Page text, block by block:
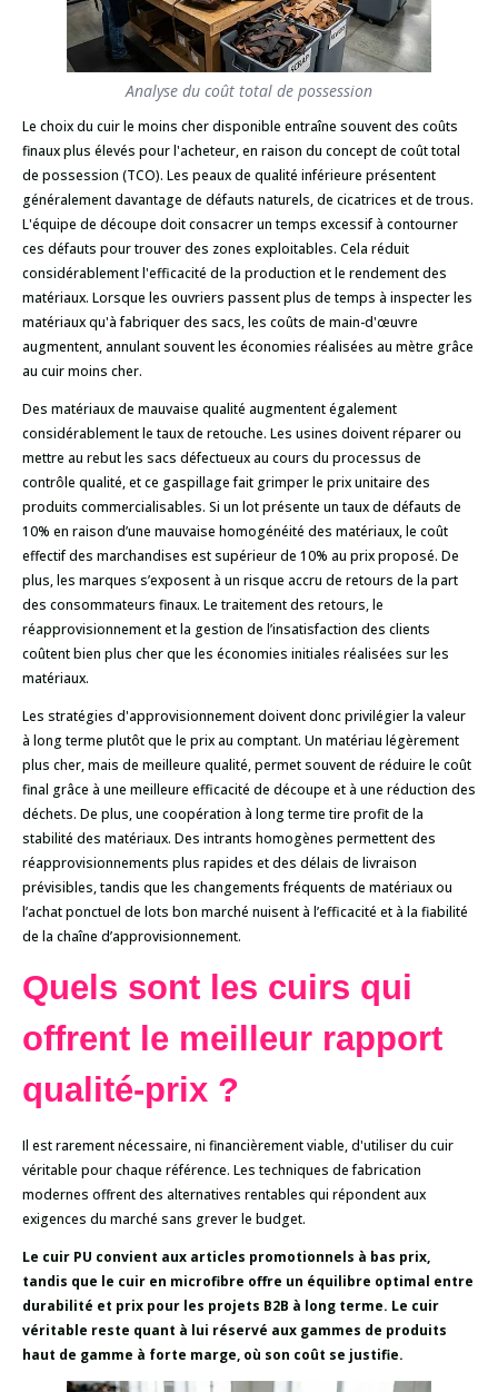
Analyse du coût total de possession
Le choix du cuir le moins cher disponible entraîne souvent des coûts
finaux plus élevés pour l'acheteur, en raison du concept de coût total
de possession (TCO). Les peaux de qualité inférieure présentent
généralement davantage de défauts naturels, de cicatrices et de trous.
L'équipe de découpe doit consacrer un temps excessif à contourner
ces défauts pour trouver des zones exploitables. Cela réduit
considérablement l'efficacité de la production et le rendement des
matériaux. Lorsque les ouvriers passent plus de temps à inspecter les
matériaux qu'à fabriquer des sacs, les coûts de main-d'œuvre
augmentent, annulant souvent les économies réalisées au mètre grâce
au cuir moins cher.
Des matériaux de mauvaise qualité augmentent également
considérablement le taux de retouche. Les usines doivent réparer ou
mettre au rebut les sacs défectueux au cours du processus de
contrôle qualité, et ce gaspillage fait grimper le prix unitaire des
produits commercialisables. Si un lot présente un taux de défauts de
10% en raison d’une mauvaise homogénéité des matériaux, le coût
effectif des marchandises est supérieur de 10% au prix proposé. De
plus, les marques s’exposent à un risque accru de retours de la part
des consommateurs finaux. Le traitement des retours, le
réapprovisionnement et la gestion de l’insatisfaction des clients
coûtent bien plus cher que les économies initiales réalisées sur les
matériaux.
Les stratégies d'approvisionnement doivent donc privilégier la valeur
à long terme plutôt que le prix au comptant. Un matériau légèrement
plus cher, mais de meilleure qualité, permet souvent de réduire le coût
final grâce à une meilleure efficacité de découpe et à une réduction des
déchets. De plus, une coopération à long terme tire profit de la
stabilité des matériaux. Des intrants homogènes permettent des
réapprovisionnements plus rapides et des délais de livraison
prévisibles, tandis que les changements fréquents de matériaux ou
l’achat ponctuel de lots bon marché nuisent à l’efficacité et à la fiabilité
de la chaîne d’approvisionnement.
Quels sont les cuirs qui
offrent le meilleur rapport
qualité-prix ?
Il est rarement nécessaire, ni financièrement viable, d'utiliser du cuir
véritable pour chaque référence. Les techniques de fabrication
modernes offrent des alternatives rentables qui répondent aux
exigences du marché sans grever le budget.
Le cuir PU convient aux articles promotionnels à bas prix,
tandis que le cuir en microfibre offre un équilibre optimal entre
durabilité et prix pour les projets B2B à long terme. Le cuir
véritable reste quant à lui réservé aux gammes de produits
haut de gamme à forte marge, où son coût se justifie.